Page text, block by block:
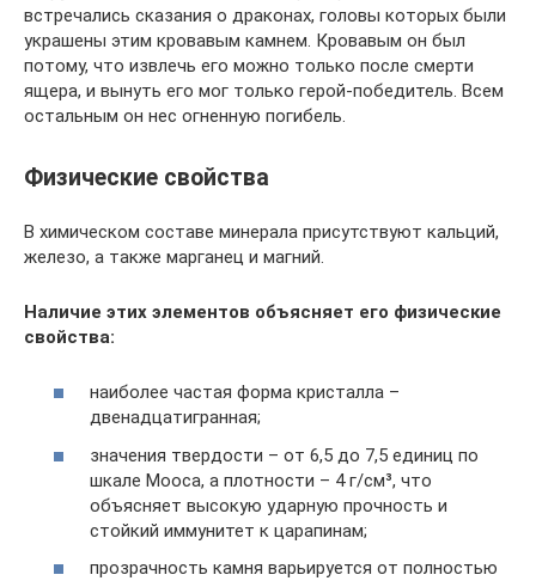
встречались сказания о драконах, головы которых были
украшены этим кровавым камнем. Кровавым он был
потому, что извлечь его можно только после смерти
ящера, и вынуть его мог только герой-победитель. Всем
остальным он нес огненную погибель.
Физические свойства
В химическом составе минерала присутствуют кальций,
железо, а также марганец и магний.
Наличие этих элементов объясняет его физические
свойства:
наиболее частая форма кристалла –
двенадцатигранная;
значения твердости – от 6,5 до 7,5 единиц по
шкале Мооса, а плотности – 4 г/см³, что
объясняет высокую ударную прочность и
стойкий иммунитет к царапинам;
прозрачность камня варьируется от полностью